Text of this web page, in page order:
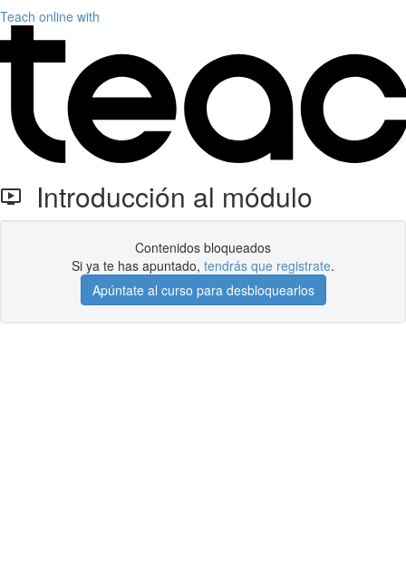
Teach online with
Introducción al módulo
Contenidos bloqueados
Si ya te has apuntado, tendrás que registrate.
Apúntate al curso para desbloquearlos